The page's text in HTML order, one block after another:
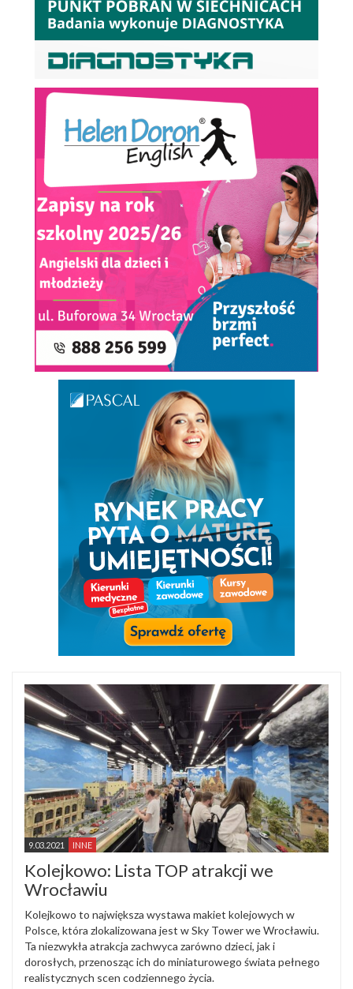
9.03.2021 INNE
Kolejkowo: Lista TOP atrakcji we
Wrocławiu
Kolejkowo to największa wystawa makiet kolejowych w
Polsce, która zlokalizowana jest w Sky Tower we Wrocławiu.
Ta niezwykła atrakcja zachwyca zarówno dzieci, jak i
dorosłych, przenosząc ich do miniaturowego świata pełnego
realistycznych scen codziennego życia.